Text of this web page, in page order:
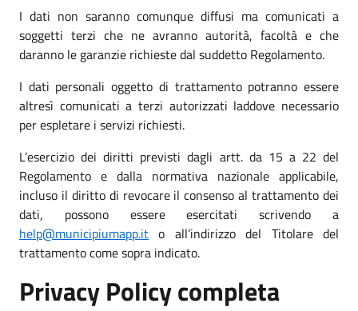
I dati non saranno comunque diffusi ma comunicati a
soggetti terzi che ne avranno autorità, facoltà e che
daranno le garanzie richieste dal suddetto Regolamento.
I dati personali oggetto di trattamento potranno essere
altresì comunicati a terzi autorizzati laddove necessario
per espletare i servizi richiesti.
L’esercizio dei diritti previsti dagli artt. da 15 a 22 del
Regolamento e dalla normativa nazionale applicabile,
incluso il diritto di revocare il consenso al trattamento dei
dati, possono essere esercitati scrivendo a
help@municipiumapp.it o all’indirizzo del Titolare del
trattamento come sopra indicato.
Privacy Policy completa